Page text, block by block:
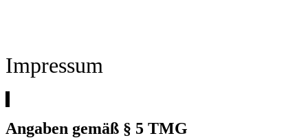
Impressum
Angaben gemäß § 5 TMG